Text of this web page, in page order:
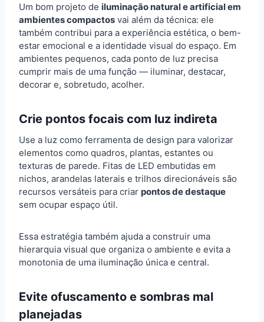
Um bom projeto de iluminação natural e artificial em
ambientes compactos vai além da técnica: ele
também contribui para a experiência estética, o bem-
estar emocional e a identidade visual do espaço. Em
ambientes pequenos, cada ponto de luz precisa
cumprir mais de uma função — iluminar, destacar,
decorar e, sobretudo, acolher.
Crie pontos focais com luz indireta
Use a luz como ferramenta de design para valorizar
elementos como quadros, plantas, estantes ou
texturas de parede. Fitas de LED embutidas em
nichos, arandelas laterais e trilhos direcionáveis são
recursos versáteis para criar pontos de destaque
sem ocupar espaço útil.
Essa estratégia também ajuda a construir uma
hierarquia visual que organiza o ambiente e evita a
monotonia de uma iluminação única e central.
Evite ofuscamento e sombras mal
planejadas